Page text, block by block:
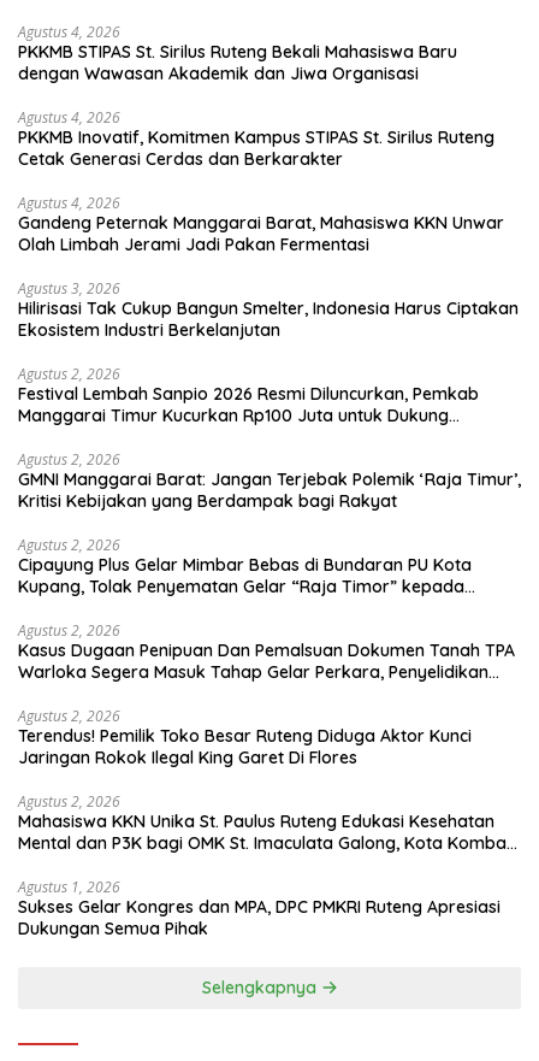
Agustus 4, 2026
PKKMB STIPAS St. Sirilus Ruteng Bekali Mahasiswa Baru
dengan Wawasan Akademik dan Jiwa Organisasi
Agustus 4, 2026
PKKMB Inovatif, Komitmen Kampus STIPAS St. Sirilus Ruteng
Cetak Generasi Cerdas dan Berkarakter
Agustus 4, 2026
Gandeng Peternak Manggarai Barat, Mahasiswa KKN Unwar
Olah Limbah Jerami Jadi Pakan Fermentasi
Agustus 3, 2026
Hilirisasi Tak Cukup Bangun Smelter, Indonesia Harus Ciptakan
Ekosistem Industri Berkelanjutan
Agustus 2, 2026
Festival Lembah Sanpio 2026 Resmi Diluncurkan, Pemkab
Manggarai Timur Kucurkan Rp100 Juta untuk Dukung
Agustus 2, 2026
GMNI Manggarai Barat: Jangan Terjebak Polemik ‘Raja Timur’,
Kritisi Kebijakan yang Berdampak bagi Rakyat
Agustus 2, 2026
Cipayung Plus Gelar Mimbar Bebas di Bundaran PU Kota
Kupang, Tolak Penyematan Gelar “Raja Timor” kepada
Agustus 2, 2026
Kasus Dugaan Penipuan Dan Pemalsuan Dokumen Tanah TPA
Warloka Segera Masuk Tahap Gelar Perkara, Penyelidikan
Agustus 2, 2026
Terendus! Pemilik Toko Besar Ruteng Diduga Aktor Kunci
Jaringan Rokok Ilegal King Garet Di Flores
Agustus 2, 2026
Mahasiswa KKN Unika St. Paulus Ruteng Edukasi Kesehatan
Mental dan P3K bagi OMK St. Imaculata Galong, Kota Komba
Agustus 1, 2026
Sukses Gelar Kongres dan MPA, DPC PMKRI Ruteng Apresiasi
Dukungan Semua Pihak
Selengkapnya